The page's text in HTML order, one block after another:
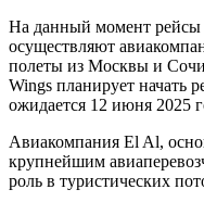
На данный момент рейсы
осуществляют
полеты из Москвы и
Wings планирует начать
ожидается 12 июня 2025
Авиакомпания El Al,
крупнейшим
роль в туристических